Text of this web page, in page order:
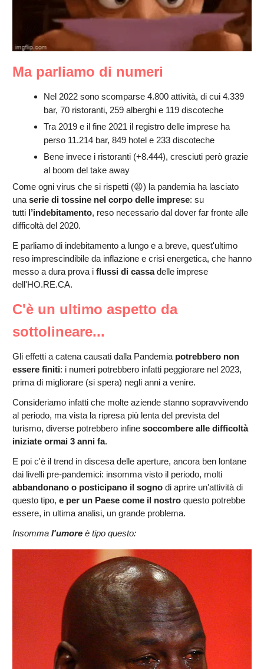
Ma parliamo di numeri
Nel 2022 sono scomparse 4.800 attività, di cui 4.339
bar, 70 ristoranti, 259 alberghi e 119 discoteche
Tra 2019 e il fine 2021 il registro delle imprese ha
perso 11.214 bar, 849 hotel e 233 discoteche
Bene invece i ristoranti (+8.444), cresciuti però grazie
al boom del take away
Come ogni virus che si rispetti (😩) la pandemia ha lasciato
una serie di tossine nel corpo delle imprese: su
tutti l’indebitamento, reso necessario dal dover far fronte alle
difficoltà del 2020.
E parliamo di indebitamento a lungo e a breve, quest'ultimo
reso imprescindibile da inflazione e crisi energetica, che hanno
messo a dura prova i flussi di cassadelle imprese
dell'HO.RE.CA.
C'è un ultimo aspetto da
sottolineare...
Gli effetti a catena causati dalla Pandemia potrebbero non
essere finiti: i numeri potrebbero infatti peggiorare nel 2023,
prima di migliorare (si spera) negli anni a venire.
Consideriamo infatti che molte aziende stanno sopravvivendo
al periodo, ma vista la ripresa più lenta del prevista del
turismo, diverse potrebbero infine soccombere alle difficoltà
iniziate ormai 3 anni fa.
E poi c'è il trend in discesa delle aperture, ancora ben lontane
dai livelli pre-pandemici: insomma visto il periodo, molti
abbandonano o posticipano il sogno di aprire un'attività di
questo tipo, e per un Paese come il nostro questo potrebbe
essere, in ultima analisi, un grande problema.
Insomma l'umore è tipo questo: